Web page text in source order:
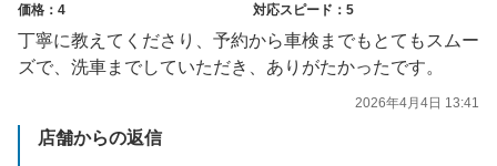
価格：4
対応スピード：5
丁寧に教えてくださり、予約から車検までもとてもスムー
ズで、洗車までしていただき、ありがたかったです。
2026年4月4日 13:41
店舗からの返信